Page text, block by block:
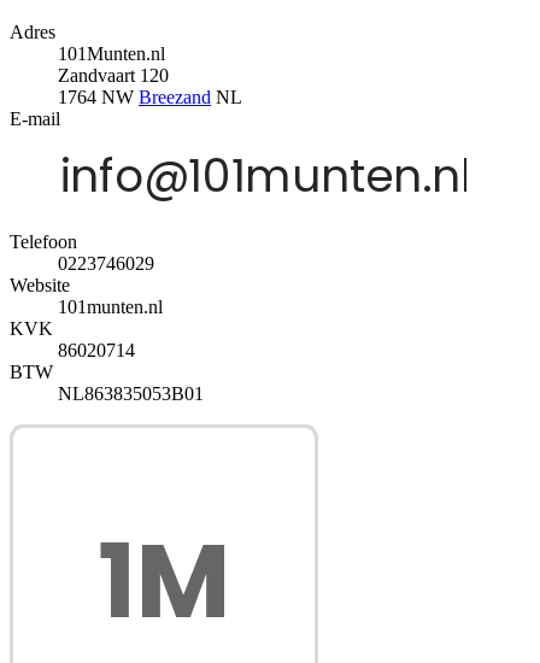
Adres
101Munten.nl
Zandvaart 120
1764 NW Breezand NL
E-mail
Telefoon
0223746029
Website
101munten.nl
KVK
86020714
BTW
NL863835053B01